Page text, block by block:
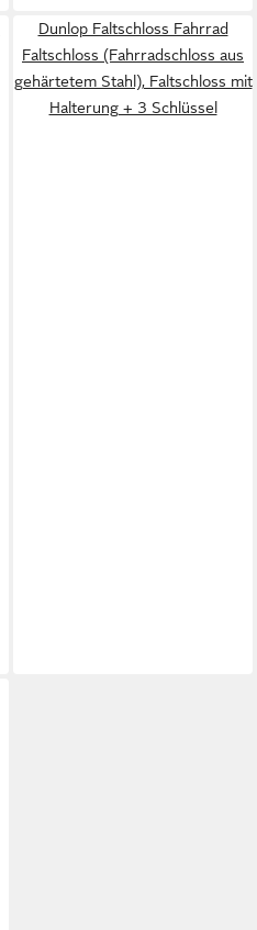
Dunlop Faltschloss Fahrrad
Faltschloss (Fahrradschloss aus
gehärtetem Stahl), Faltschloss mit
Halterung + 3 Schlüssel